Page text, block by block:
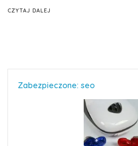
CZYTAJ DALEJ
Zabezpieczone: seo